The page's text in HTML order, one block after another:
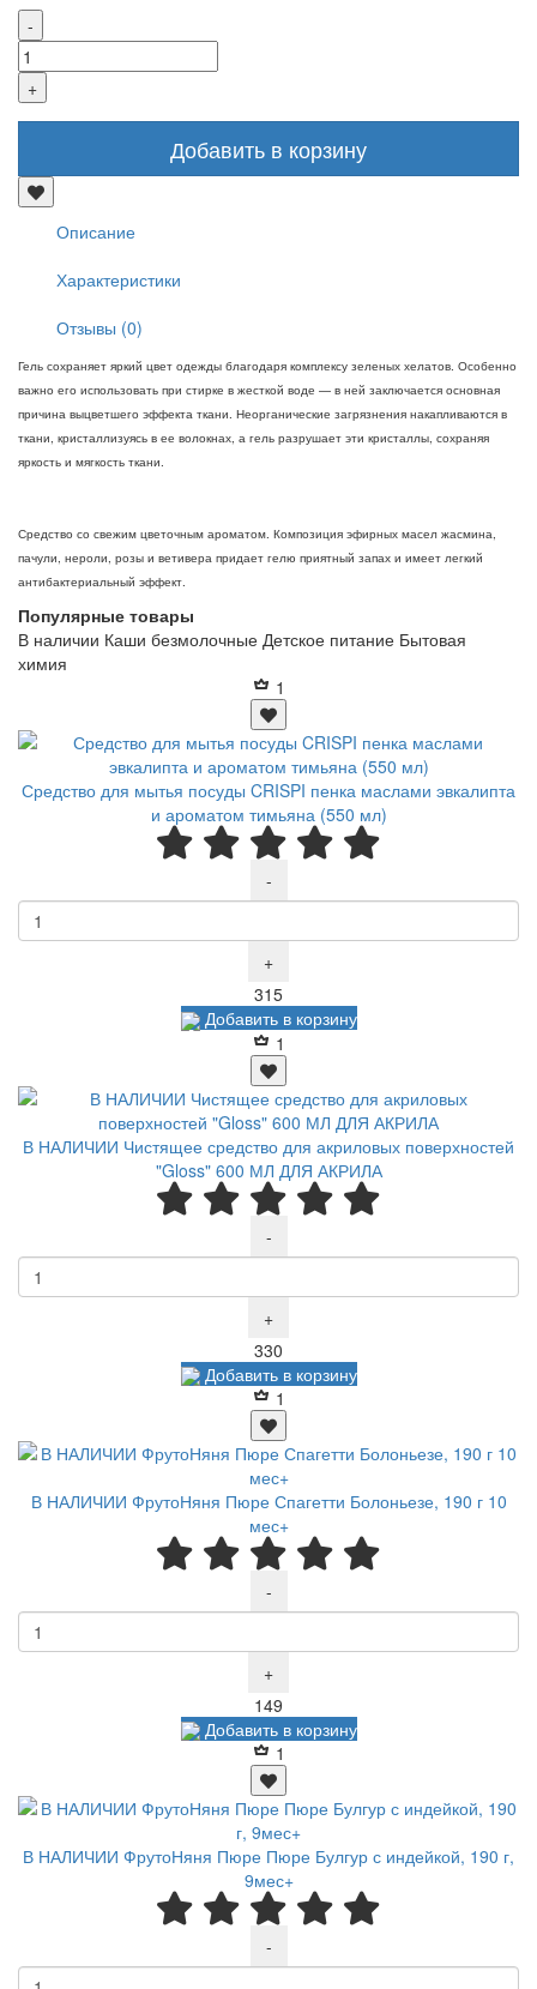
Добавить в корзину
Описание
Характеристики
Отзывы (0)
Гель сохраняет яркий цвет одежды благодаря комплексу зеленых хелатов. Особенно
важно его использовать при стирке в жесткой воде — в ней заключается основная
причина выцветшего эффекта ткани. Неорганические загрязнения накапливаются в
ткани, кристаллизуясь в ее волокнах, а гель разрушает эти кристаллы, сохраняя
яркость и мягкость ткани.
Средство со свежим цветочным ароматом. Композиция эфирных масел жасмина,
пачули, нероли, розы и ветивера придает гелю приятный запах и имеет легкий
антибактериальный эффект.
Популярные товары
В наличии Каши безмолочные Детское питание Бытовая
химия
1
Средство для мытья посуды CRISPI пенка маслами эвкалипта
и ароматом тимьяна (550 мл)
-
+
315Р
Добавить в корзину
1
В НАЛИЧИИ Чистящее средство для акриловых поверхностей
"Gloss" 600 МЛ ДЛЯ АКРИЛА
-
+
330
Добавить в корзину
1
В НАЛИЧИИ ФрутоНяня Пюре Спагетти Болоньезе, 190 г 10
мес+
-
+
149
Добавить в корзину
1
В НАЛИЧИИ ФрутоНяня Пюре Пюре Булгур с индейкой, 190 г,
9мес+
-